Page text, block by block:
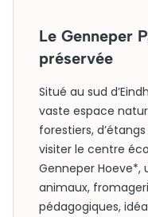
Le Genneper
préservée
Situé au sud
vaste espace
forestiers,
visiter le centre
Genneper
animaux,
pédagogiques,